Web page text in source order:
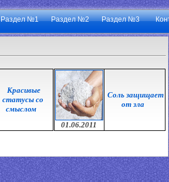
Раздел №1 Раздел №2 Раздел №3
Красивые
статусы со
смыслом
01.06.2011
Соль защищает
от зла